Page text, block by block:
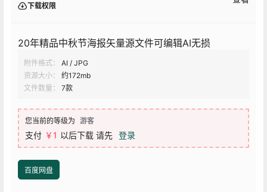
下载权限
20年精品中秋节海报矢量源文件可编辑AI无损
附件格式：
AI / JPG
资源大小：
约172mb
文件数量：
7款
您当前的等级为 游客
支付 ￥ 1 以后下载 请先 登录
百度网盘